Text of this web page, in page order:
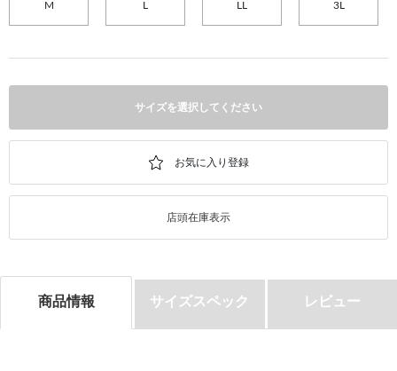
M 3L
サイズを選択してください
店頭在庫表示
商品情報 サイズスペック レビュー